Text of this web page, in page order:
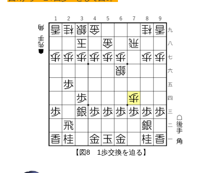
【図8 1歩交換を迫る】